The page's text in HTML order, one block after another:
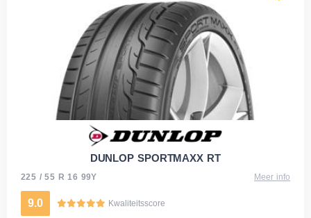
DUNLOP SPORTMAXX RT
225 / 55 R 16 99Y Meer info
9.0 Kwaliteitsscore